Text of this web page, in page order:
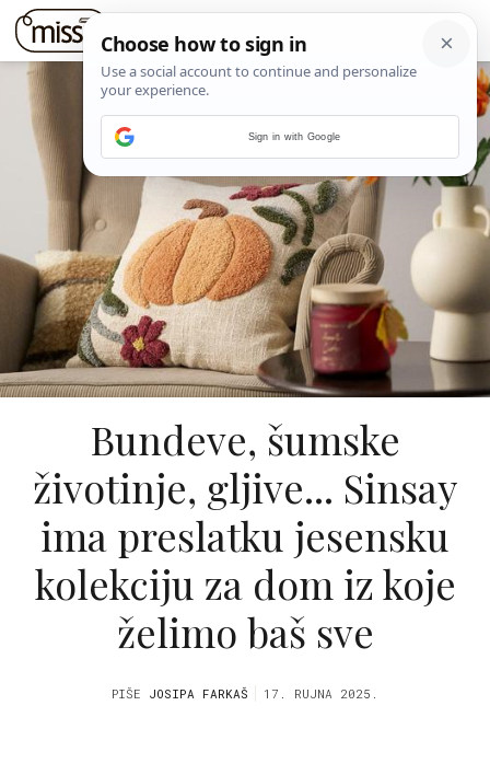
Bundeve, šumske
životinje, gljive... Sinsay
ima preslatku jesensku
kolekciju za dom iz koje
želimo baš sve
PIŠE JOSIPA FARKAŠ 17. RUJNA 2025.
Sign in with Google